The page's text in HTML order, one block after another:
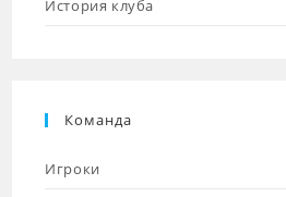
История клуба
Команда
Игроки